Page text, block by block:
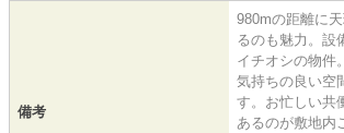
備考
980mの距離に
るのも魅力。設
イチオシの物件
気持ちの良い空
す。お忙しい共
あるのが敷地内